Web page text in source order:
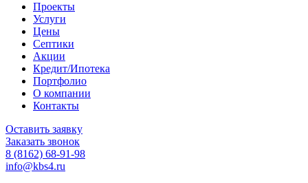
Проекты
Услуги
Цены
Септики
Акции
Кредит/Ипотека
Портфолио
О компании
Контакты
Оставить заявку
Заказать звонок
8 (8162) 68-91-98
info@kbs4.ru